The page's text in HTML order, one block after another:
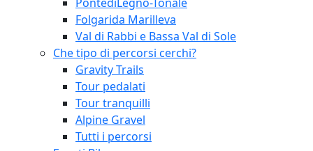
Folgarida Marilleva
Val di Rabbi e Bassa Val di Sole
Che tipo di percorsi cerchi?
Gravity Trails
Tour pedalati
Tour tranquilli
Alpine Gravel
Tutti i percorsi